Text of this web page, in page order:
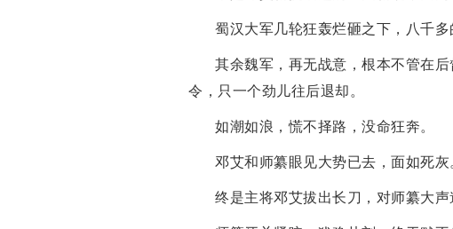
蜀汉大军几轮狂轰烂砸之下，八千
其余魏军，再无战意，根本不管在
令，只一个劲儿往后退却。
如潮如浪，慌不择路，没命狂奔。
邓艾和师纂眼见大势已去，面如死灰
终是主将邓艾拔出长刀，对师纂大声